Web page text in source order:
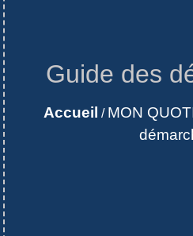
Guide des
Accueil / MON